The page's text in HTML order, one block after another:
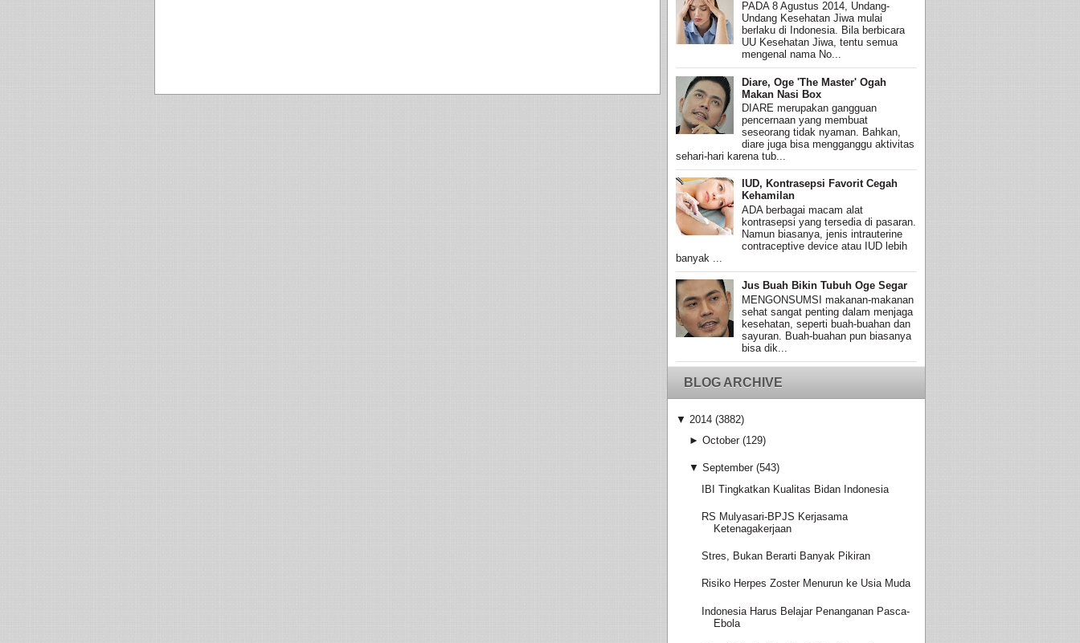
PADA 8 Agustus 2014, Undang-
Undang Kesehatan Jiwa mulai
berlaku di Indonesia. Bila berbicara
UU Kesehatan Jiwa, tentu semua
mengenal nama No...
Diare, Oge 'The Master' Ogah
Makan Nasi Box
DIARE merupakan gangguan
pencernaan yang membuat
seseorang tidak nyaman. Bahkan,
diare juga bisa mengganggu aktivitas
sehari-hari karena tub...
IUD, Kontrasepsi Favorit Cegah
Kehamilan
ADA berbagai macam alat
kontrasepsi yang tersedia di pasaran.
Namun biasanya, jenis intrauterine
contraceptive device atau IUD lebih
banyak ...
Jus Buah Bikin Tubuh Oge Segar
MENGONSUMSI makanan-makanan
sehat sangat penting dalam menjaga
kesehatan, seperti buah-buahan dan
sayuran. Buah-buahan pun biasanya
bisa dik...
BLOG ARCHIVE
▼ 2014 (3882)
► October (129)
▼ September (543)
IBI Tingkatkan Kualitas Bidan Indonesia
RS Mulyasari-BPJS Kerjasama
Ketenagakerjaan
Stres, Bukan Berarti Banyak Pikiran
Risiko Herpes Zoster Menurun ke Usia Muda
Indonesia Harus Belajar Penanganan Pasca-
Ebola